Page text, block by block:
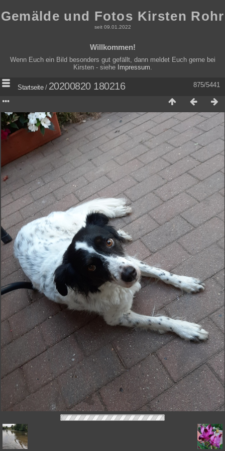
Gemälde und Fotos Kirsten Rohr
seit 09.01.2022
Willkommen!
Wenn Euch ein Bild besonders gut gefällt, dann meldet Euch gerne bei
Kirsten - siehe Impressum
875/5441
Startseite/ 20200820 180216